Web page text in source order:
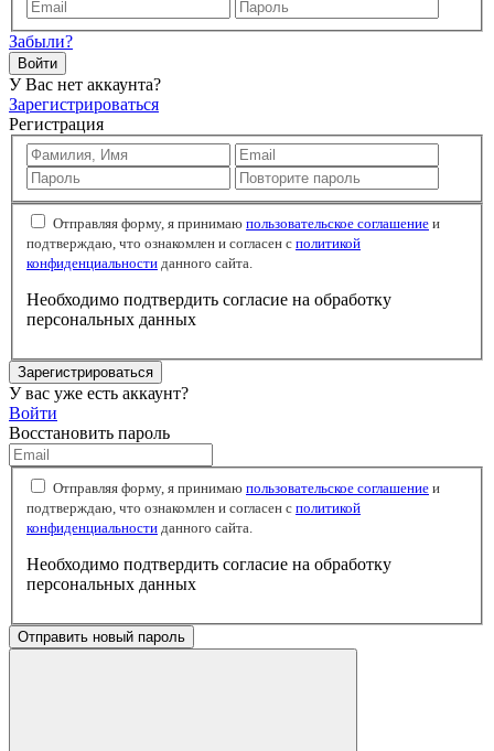
Забыли?
Войти
У Вас нет аккаунта?
Зарегистрироваться
Регистрация
Отправляя форму, я принимаю пользовательское соглашение и
подтверждаю, что ознакомлен и согласен с политикой
конфиденциальности данного сайта.
Необходимо подтвердить согласие на обработку
персональных данных
Зарегистрироваться
У вас уже есть аккаунт?
Войти
Восстановить пароль
Отправляя форму, я принимаю пользовательское соглашение и
подтверждаю, что ознакомлен и согласен с политикой
конфиденциальности данного сайта.
Необходимо подтвердить согласие на обработку
персональных данных
Отправить новый пароль